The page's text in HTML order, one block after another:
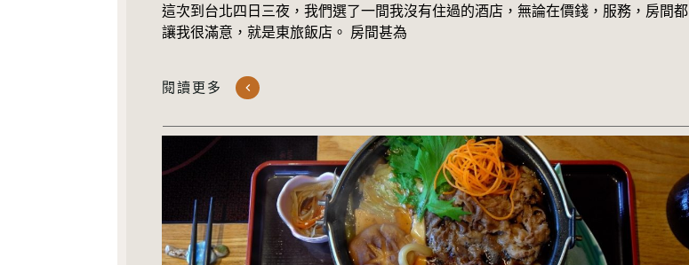
這次到台北四日三夜，我們選了一間我沒有住過的酒店，無論在價錢，服務，房間都
讓我很滿意，就是東旅飯店。 房間甚為
閱讀更多